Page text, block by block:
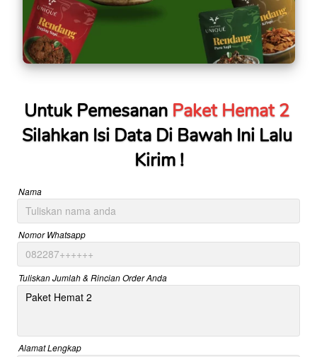
Untuk Pemesanan Paket Hemat 2
Silahkan Isi Data Di Bawah Ini Lalu
Kirim !
Nama
Nomor Whatsapp
Tuliskan Jumlah & Rincian Order Anda
Alamat Lengkap